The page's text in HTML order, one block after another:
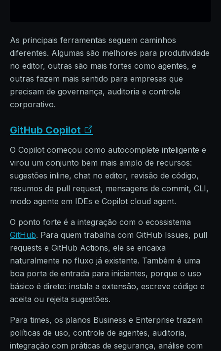
As principais ferramentas seguem caminhos
diferentes. Algumas são melhores para produtividade
no editor, outras são mais fortes como agentes, e
outras fazem mais sentido para empresas que
precisam de governança, auditoria e controle
corporativo.
GitHub Copilot
O Copilot começou como autocomplete inteligente e
virou um conjunto bem mais amplo de recursos:
sugestões inline, chat no editor, revisão de código,
resumos de pull request, mensagens de commit, CLI,
modo agente em IDEs e Copilot cloud agent.
O ponto forte é a integração com o ecossistema
GitHub. Para quem trabalha com GitHub Issues, pull
requests e GitHub Actions, ele se encaixa
naturalmente no fluxo já existente. Também é uma
boa porta de entrada para iniciantes, porque o uso
básico é direto: instala a extensão, escreve código e
aceita ou rejeita sugestões.
Para times, os planos Business e Enterprise trazem
políticas de uso, controle de agentes, auditoria,
integração com práticas de segurança, análise com